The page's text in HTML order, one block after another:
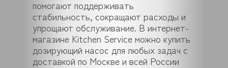
помогают поддерживать
стабильность, сокращают расходы и
упрощают обслуживание. В интернет-
магазине Kitchen Service можно купить
дозирующий насос для любых задач с
доставкой по Москве и всей России